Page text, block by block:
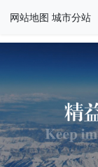
网站地图 城市分站